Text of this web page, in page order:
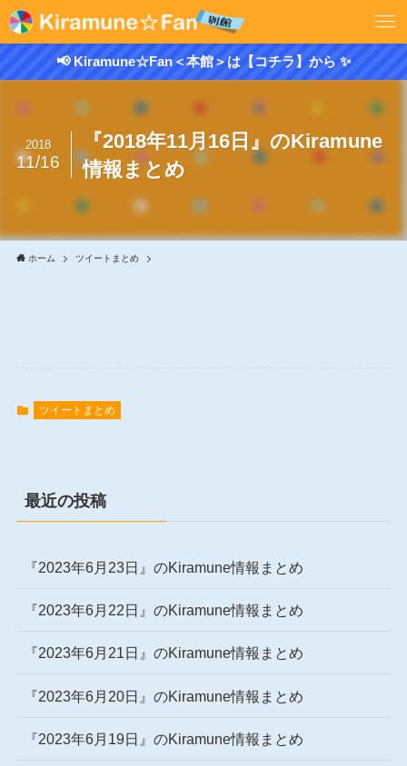
📢 Kiramune☆Fan＜本館＞は【コチラ】から ✨
『2018年11月16日』のKiramune
情報まとめ
2018
11/16
ホーム ツイートまとめ
ツイートまとめ
最近の投稿
『2023年6月23日』のKiramune情報まとめ
『2023年6月22日』のKiramune情報まとめ
『2023年6月21日』のKiramune情報まとめ
『2023年6月20日』のKiramune情報まとめ
『2023年6月19日』のKiramune情報まとめ